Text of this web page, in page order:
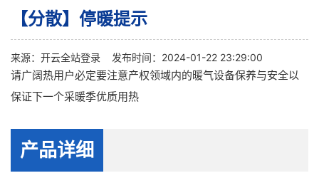
【分散】停暖提示
来源： 开云全站登录 发布时间：2024-01-22 23:29:00
请广阔热用户必定要注意产权领域内的暖气设备保养与安全以
保证下一个采暖季优质用热
产品详细